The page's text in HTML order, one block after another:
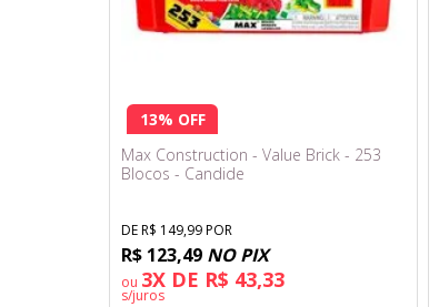
13% OFF
Max Construction - Value Brick - 253
Blocos - Candide
DE R$ 149,99 POR
R$ 123,49 NO PIX
ou 3X DE R$ 43,33
s/juros